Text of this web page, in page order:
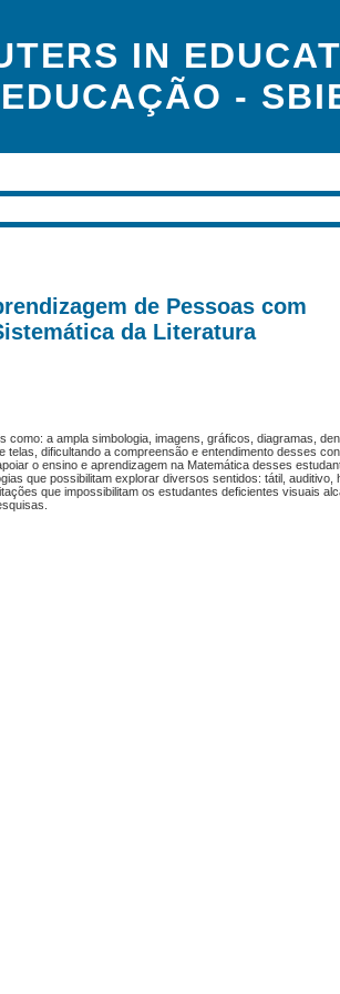
IN
-
de Pessoas com
da Literatura
a ampla simbologia, imagens, gráficos, diagramas,
dificultando a compreensão e entendimento desses
o ensino e aprendizagem na Matemática desses
que possibilitam explorar diversos sentidos: tátil, auditivo,
que impossibilitam os estudantes deficientes visuais